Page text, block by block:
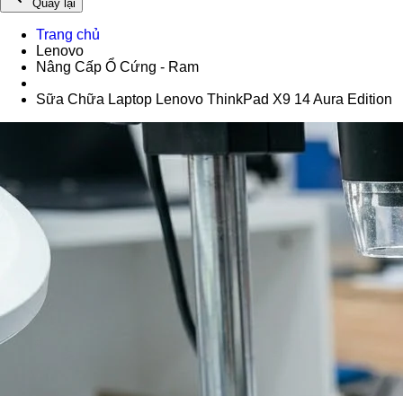
Quay lại
Trang chủ
Lenovo
Nâng Cấp Ổ Cứng - Ram
Sữa Chữa Laptop Lenovo ThinkPad X9 14 Aura Edition